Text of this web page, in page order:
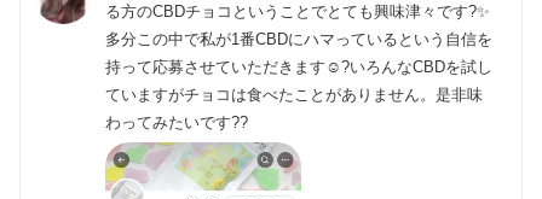
る方のCBDチョコということでとても興味津々です?✨
多分この中で私が1番CBDにハマっているという自信を
持って応募させていただきます☺️?いろんなCBDを試し
ていますがチョコは食べたことがありません。是非味
わってみたいです??